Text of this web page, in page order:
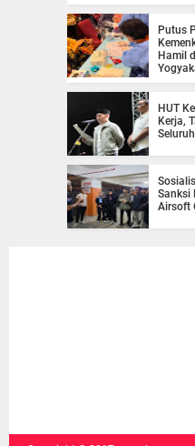
Putus
Hamil
HUT
Kerja,
Sanksi
Airsoft